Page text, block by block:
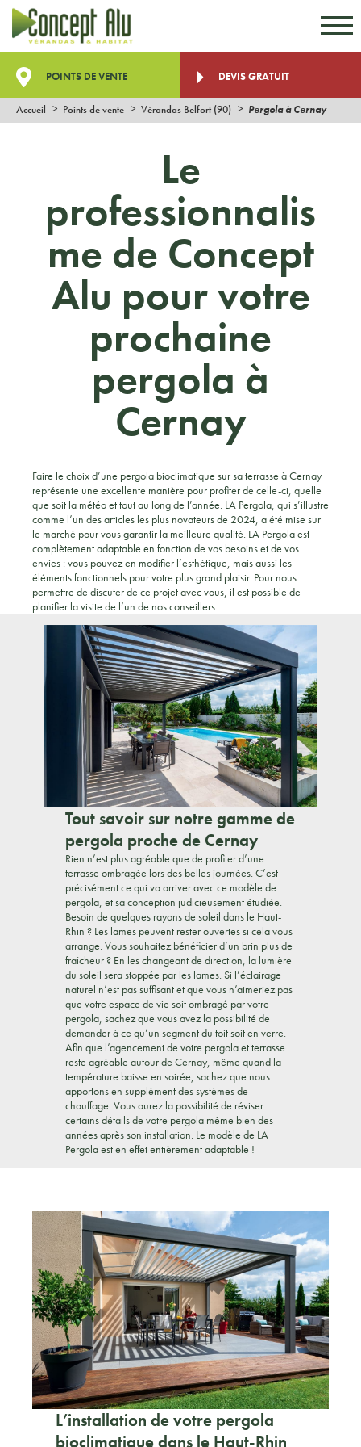
POINTS DE VENTE DEVIS GRATUIT
Accueil Points de vente Vérandas Belfort (90) Pergola à Cernay
Le
professionnalis
me de Concept
Alu pour votre
prochaine
pergola à
Cernay
Faire le choix d’une pergola bioclimatique sur sa terrasse à Cernay
représente une excellente manière pour profiter de celle-ci, quelle
que soit la météo et tout au long de l’année. LA Pergola, qui s’illustre
comme l’un des articles les plus novateurs de 2024, a été mise sur
le marché pour vous garantir la meilleure qualité. LA Pergola est
complètement adaptable en fonction de vos besoins et de vos
envies : vous pouvez en modifier l’esthétique, mais aussi les
éléments fonctionnels pour votre plus grand plaisir. Pour nous
permettre de discuter de ce projet avec vous, il est possible de
planifier la visite de l’un de nos conseillers.
Tout savoir sur notre gamme de
pergola proche de Cernay
Rien n’est plus agréable que de profiter d’une
terrasse ombragée lors des belles journées. C’est
précisément ce qui va arriver avec ce modèle de
pergola, et sa conception judicieusement étudiée.
Besoin de quelques rayons de soleil dans le Haut-
Rhin ? Les lames peuvent rester ouvertes si cela vous
arrange. Vous souhaitez bénéficier d’un brin plus de
fraîcheur ? En les changeant de direction, la lumière
du soleil sera stoppée par les lames. Si l’éclairage
naturel n’est pas suffisant et que vous n’aimeriez pas
que votre espace de vie soit ombragé par votre
pergola, sachez que vous avez la possibilité de
demander à ce qu’un segment du toit soit en verre.
Afin que l’agencement de votre pergola et terrasse
reste agréable autour de Cernay, même quand la
température baisse en soirée, sachez que nous
apportons en supplément des systèmes de
chauffage. Vous aurez la possibilité de réviser
certains détails de votre pergola même bien des
années après son installation. Le modèle de LA
Pergola est en effet entièrement adaptable !
L’installation de votre pergola
bioclimatique dans le Haut-Rhin